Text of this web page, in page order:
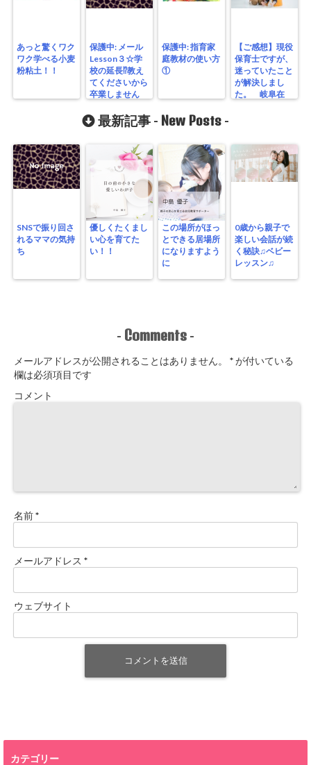
あっと驚くワク
ワク学べる小麦
粉粘土！！
保護中: メール
Lesson３☆学
校の延長⁉教え
てくださいから
卒業しません
保護中: 指育家
庭教材の使い方
①
【ご感想】現役
保育士ですが、
迷っていたこと
が解決しまし
た。 岐阜在
最新記事 - New Posts -
SNSで振り回さ
れるママの気持
ち
優しくたくまし
い心を育てた
い！！
この場所がほっ
とできる居場所
になりますよう
に
0歳から親子で
楽しい会話が続
く秘訣♫ベビー
レッスン♫
- Comments -
メールアドレスが公開されることはありません。 *が付いている
欄は必須項目です
コメント
名前*
メールアドレス *
ウェブサイト
カテゴリー